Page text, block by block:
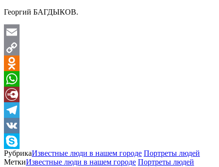
Георгий БАГДЫКОВ.
Email
Copy
Link
Odnoklassniki
WhatsApp
Diary.Ru
Telegram
VK
Skype
РубрикаИзвестные люди в нашем городе Портреты людей
МеткиИзвестные люди в нашем городе Портреты людей